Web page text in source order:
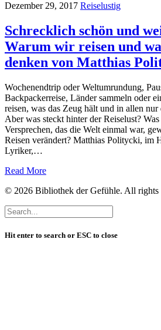
Dezember 29, 2017 Reiselustig
Schrecklich schön und
Warum wir reisen und
denken von Matthias
Wochenendtrip oder Weltumrundung,
Backpackerreise, Länder sammeln oder
reisen, was das Zeug hält und in allen nur
Aber was steckt hinter der Reiselust?
Versprechen, das die Welt einmal war,
Reisen verändert? Matthias Politycki, im
Lyriker,…
Read More
© 2026 Bibliothek der Gefühle. All rights
Hit enter to search or ESC to close